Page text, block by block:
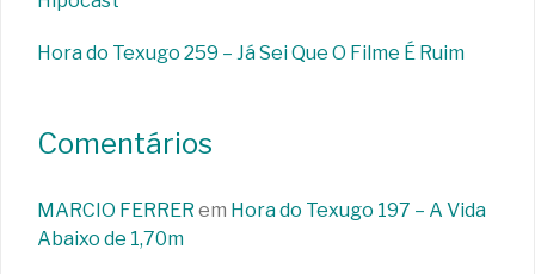
Hora do Texugo 259 – Já Sei Que O Filme É Ruim
Comentários
MARCIO FERRER em Hora do Texugo 197 – A Vida
Abaixo de 1,70m